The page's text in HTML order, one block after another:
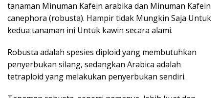
tanaman Minuman Kafein arabika dan Minuman Kafein
canephora (robusta). Hampir tidak Mungkin Saja Untuk
kedua tanaman ini Untuk kawin secara alami.
Robusta adalah spesies diploid yang membutuhkan
penyerbukan silang, sedangkan Arabica adalah
tetraploid yang melakukan penyerbukan sendiri.